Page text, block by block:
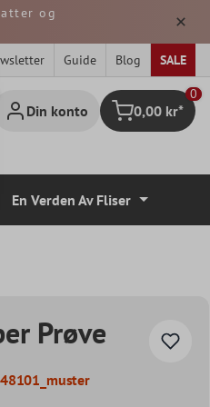
og
Guide Blog SALE
Din konto Handlekurv
0
0,00 kr*
En Verden Av Fliser
Prøve